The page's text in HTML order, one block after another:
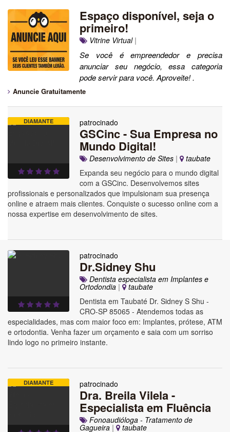
Espaço disponível, seja o
primeiro!
Vitrine Virtual|
Se você é empreendedor e precisa
anunciar seu negócio, essa categoria
pode servir para você. Aproveite! .
Anuncie Gratuitamente
DIAMANTE patrocinado
GSCinc - Sua Empresa no
Mundo Digital!
Desenvolvimento de Sites |
taubate
Expanda seu negócio para o mundo digital
com a GSCinc. Desenvolvemos sites
profissionais e personalizados que impulsionam sua presença
online e atraem mais clientes. Conquiste o sucesso online com a
nossa expertise em desenvolvimento de sites.
patrocinado
Dr.Sidney Shu
Dentista especialista em Implantes e
Ortodondia |
taubate
Dentista em Taubaté Dr. Sidney S Shu -
CRO-SP 85065 - Atendemos todas as
especialidades, mas com maior foco em: Implantes, prótese, ATM
e ortodontia. Venha fazer um orçamento e saia com um sorriso
lindo logo no primeiro instante.
DIAMANTE patrocinado
Dra. Breila Vilela -
Especialista em Fluência
Fonoaudióloga - Tratamento de
Gagueira | taubate